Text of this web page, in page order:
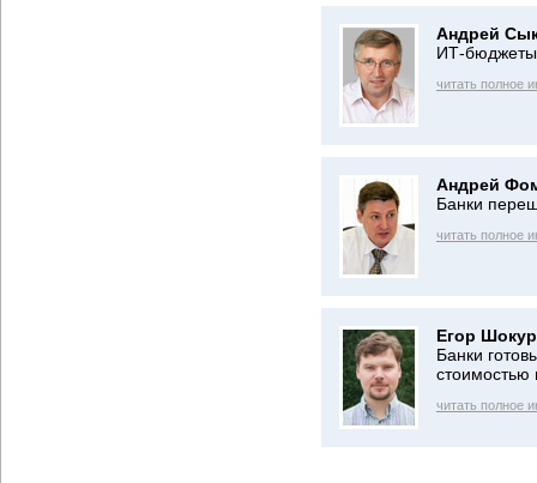
Андрей
ИТ-бюджеты
читать полное
Андрей
Банки
читать полное
Егор
Банки
читать полное